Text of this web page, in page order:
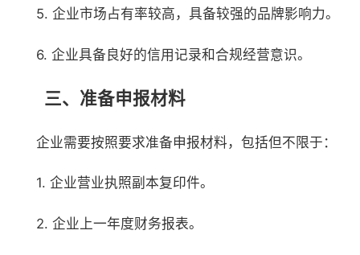
5. 企业市场占有率较高，具备较强的品牌影响力。
6. 企业具备良好的信用记录和合规经营意识。
三、准备申报材料
企业需要按照要求准备申报材料，包括但不限于：
1. 企业营业执照副本复印件。
2. 企业上一年度财务报表。